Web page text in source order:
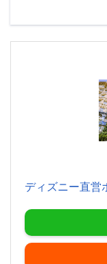
ディズニー直営